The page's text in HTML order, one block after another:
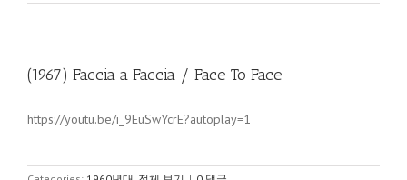
(1967) Faccia a Faccia / Face To Face
https://youtu.be/i_9EuSwYcrE?autoplay=1